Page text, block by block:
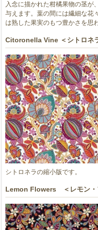
入念に描かれた柑橘果物の茎が
与えます。葉の間には繊細な花
は熟した果実のもつ豊かさを思
Citoronella Vine ＜シトロネ
シトロネラの縮小版です。
Lemon Flowers ＜レモン・